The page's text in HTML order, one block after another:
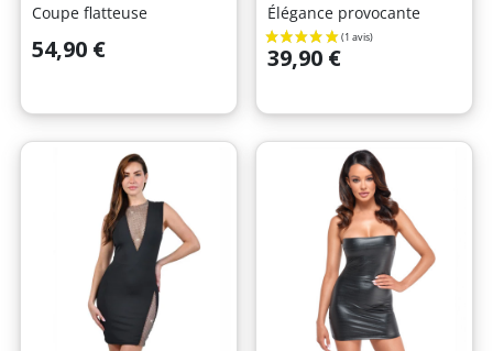
Coupe flatteuse
Prix
54,90 €
Élégance provocante
Prix
39,90 €